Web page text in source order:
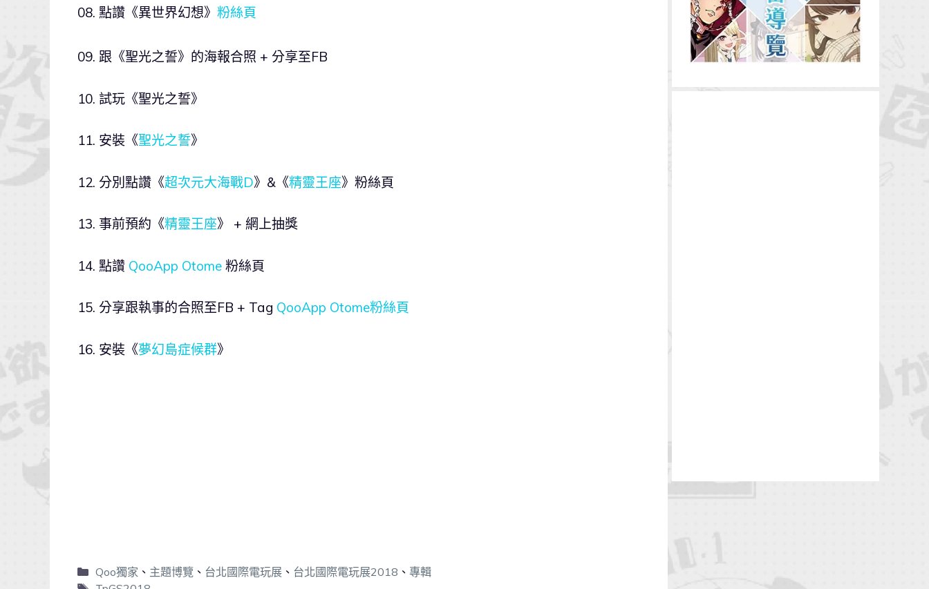
08. 點讚《異世界幻想》 粉絲頁
09. 跟《聖光之誓》的海報合照 + 分享至FB
10. 試玩《聖光之誓》
11. 安裝《聖光之誓》
12. 分別點讚《超次元大海戰D》&《精靈王座》粉絲頁
13. 事前預約《精靈王座》 + 網上抽獎
14. 點讚 QooApp Otome 粉絲頁
15. 分享跟執事的合照至FB + Tag QooApp Otome粉絲頁
16. 安裝《夢幻島症候群》
Qoo獨家 、 主題博覽、 台北國際電玩展、 台北國際電玩展2018 、 專輯